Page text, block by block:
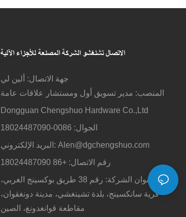
الاتصال تشنغشوالشركة المصنعة للأجزاء الآلية
جهة الاتصال: ألين لي
المنصب: مدير تسويق أول ومستشار علاقات عامة
Dongguan Chengshuo Hardware Co.,Ltd
الجوال: 0086-18024487090
البريد الإلكتروني: Alen@dgchengshuo.com
رقم الاتصال: +86 18024487090
عنوان الشركة: رقم 38 طريق بوكسينج الغربي،
قرية سانكسينج، بلدة تشينغشي، مدينة دونغقوان،
مقاطعة قوانغدونغ، الصين